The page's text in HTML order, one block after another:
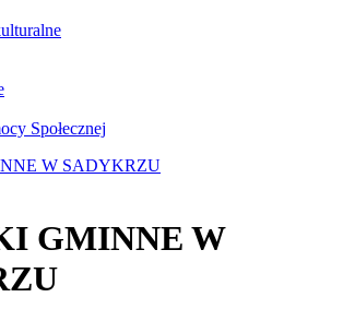
Społecznej
GMINNE W